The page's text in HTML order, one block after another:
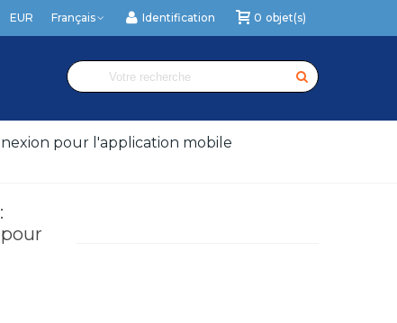
EUR Français Identification 0 objet(s)
pour l'application mobile